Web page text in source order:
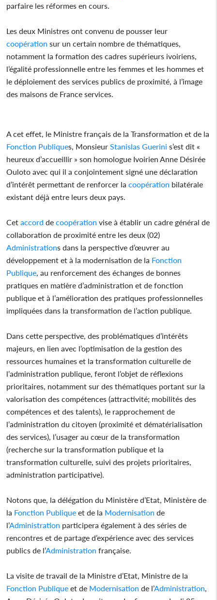
parfaire les réformes en cours.
Les deux Ministres ont convenu de pousser leur
coopération sur un certain nombre de thématiques,
notamment la formation des cadres supérieurs ivoiriens,
l’égalité professionnelle entre les femmes et les hommes et
le déploiement des services publics de proximité, à l’image
des maisons de France services.
A cet effet, le Ministre français de la Transformation et de la
Fonction Publiques, Monsieur Stanislas Guerini s’est dit «
heureux d’accueillir » son homologue Ivoirien Anne Désirée
Ouloto avec qui il a conjointement signé une déclaration
d’intérêt permettant de renforcer lacoopération bilatérale
existant déjà entre leurs deux pays.
Cetaccord decoopération vise à établir un cadre général de
collaboration de proximité entre les deux (02)
Administrations dans la perspective d’œuvrer au
développement et à la modernisation de la Fonction
Publique , au renforcement des échanges de bonnes
pratiques en matière d’administration et de fonction
publique et à l’amélioration des pratiques professionnelles
impliquées dans la transformation de l’action publique.
Dans cette perspective, des problématiques d’intérêts
majeurs, en lien avec l’optimisation de la gestion des
ressources humaines et la transformation culturelle de
l’administration publique, feront l’objet de réflexions
prioritaires, notamment sur des thématiques portant sur la
valorisation des compétences (attractivité; mobilités des
compétences et des talents), le rapprochement de
l’administration du citoyen (proximité et dématérialisation
des services), l’usager au cœur de la transformation
(recherche sur la transformation publique et la
transformation culturelle, suivi des projets prioritaires,
administration participative).
Notons que, la délégation du Ministère d’Etat, Ministère de
la Fonction Publique et de la Modernisation de
l’Administration participera également à des séries de
rencontres et de partage d’expérience avec des services
publics de l’Administration française.
La visite de travail de la Ministre d’Etat, Ministre de la
Fonction Publique et de Modernisation de l’Administration